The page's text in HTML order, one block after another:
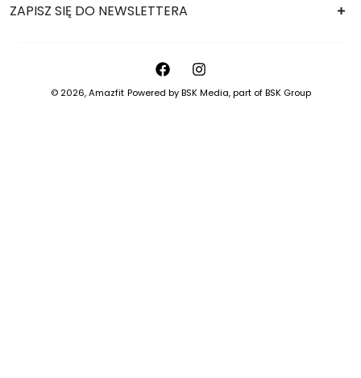
ZAPISZ SIĘ DO NEWSLETTERA
© 2026,Amazfit Powered byBSK Media, part ofBSK Group